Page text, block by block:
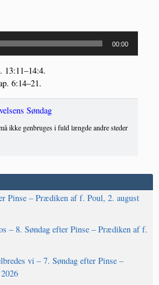
00:00
13:11–14:4.
6:14–21.
Søndag
ikke genbruges i fuld længde andre steder
Pinse – Prædiken af f. Poul, 2. august
– 8. Søndag efter Pinse – Prædiken af f.
vi – 7. Søndag efter Pinse –